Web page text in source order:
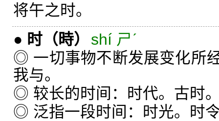
将午之时。
● 时 （時）
shí ㄕˊ
◎ 一切事物不断发展变化所
我与。
◎ 较长的时间：时代。古时
◎ 泛指一段时间：时光。时